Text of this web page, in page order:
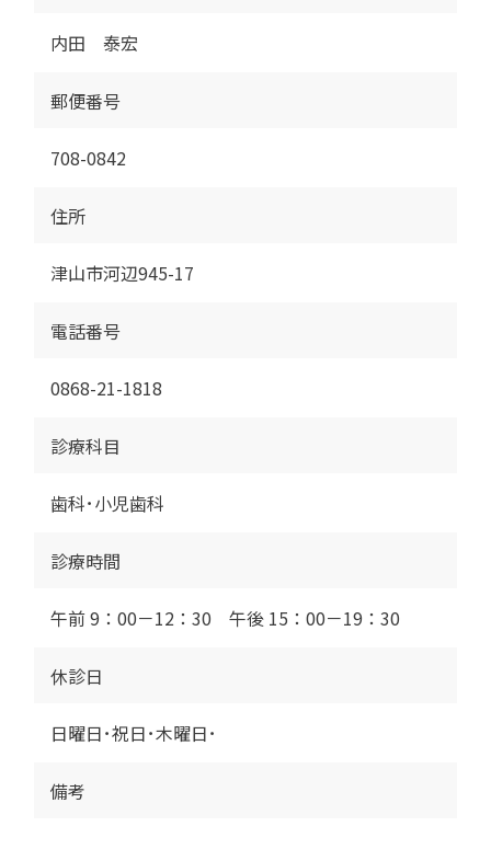
内田 泰宏
郵便番号
708-0842
住所
津山市河辺945-17
電話番号
0868-21-1818
診療科目
歯科･小児歯科
診療時間
午前 9：00－12：30 午後 15：00－19：30
休診日
日曜日･祝日･木曜日･
備考